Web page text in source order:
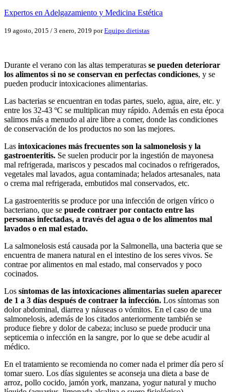
Expertos en Adelgazamiento y Medicina Estética
19 agosto, 2015 / 3 enero, 2019 porEquipo dietistas
Durante el verano con las altas temperaturas se pueden deteriorar
los alimentos si no se conservan en perfectas condiciones, y se
pueden producir intoxicaciones alimentarias.
Las bacterias se encuentran en todas partes, suelo, agua, aire, etc. y
entre los 32-43 ºC se multiplican muy rápido. Además en esta época
salimos más a menudo al aire libre a comer, donde las condiciones
de conservación de los productos no son las mejores.
Las intoxicaciones más frecuentes son la salmonelosis y la
gastroenteritis. Se suelen producir por la ingestión de mayonesa
mal refrigerada, mariscos y pescados mal cocinados o refrigerados,
vegetales mal lavados, agua contaminada; helados artesanales, nata
o crema mal refrigerada, embutidos mal conservados, etc.
La gastroenteritis se produce por una infección de origen vírico o
bacteriano, que se puede contraer por contacto entre las
personas infectadas, a través del agua o de los alimentos mal
lavados o en mal estado.
La salmonelosis está causada por la Salmonella, una bacteria que se
encuentra de manera natural en el intestino de los seres vivos. Se
contrae por alimentos en mal estado, mal conservados y poco
cocinados.
Los síntomas de las intoxicaciones alimentarias suelen aparecer
de 1 a 3 días después de contraer la infección. Los síntomas son
dolor abdominal, diarrea y náuseas o vómitos. En el caso de una
salmonelosis, además de los citados anteriormente también se
produce fiebre y dolor de cabeza; incluso se puede producir una
septicemia o infección en la sangre, por lo que se debe acudir al
médico.
En el tratamiento se recomienda no comer nada el primer día pero sí
tomar suero. Los días siguientes se aconseja una dieta a base de
arroz, pollo cocido, jamón york, manzana, yogur natural y mucho